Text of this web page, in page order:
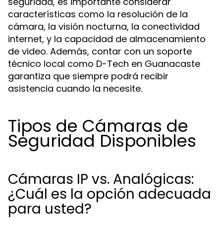
características como la resolución de la
cámara, la visión nocturna, la conectividad
internet, y la capacidad de almacenamiento
de video. Además, contar con un soporte
técnico local como D-Tech en Guanacaste
garantiza que siempre podrá recibir
asistencia cuando la necesite.
Tipos de Cámaras de
Seguridad Disponibles
Cámaras IP vs. Analógicas:
¿Cuál es la opción adecuada
para usted?